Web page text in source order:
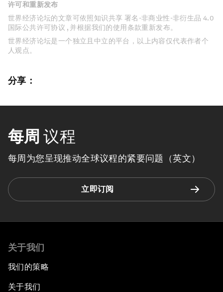
许可和重新发布
世界经济论坛的文章可依照知识共享 署名-非商业性-非衍生品 4.0
国际公共许可协议 , 并根据我们的使用条款重新发布。
世界经济论坛是一个独立且中立的平台，以上内容仅代表作者个
人观点。
分享：
每周 议程
每周为您呈现推动全球议程的紧要问题（英文）
立即订阅
关于我们
我们的策略
关于我们